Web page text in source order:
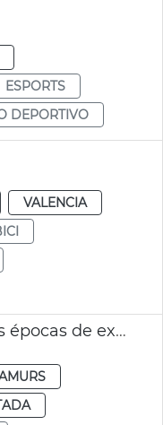
ESPORTS
DEPORTIVO
VALENCIA
El Ayuntamiento de València abrirá cinco bibliotecas 24 horas durante las épocas de exámenes